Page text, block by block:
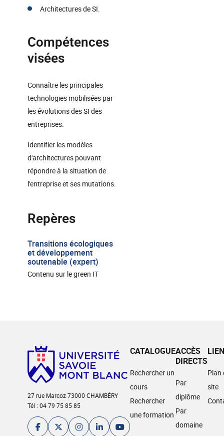
Architectures de SI.
Compétences
visées
Connaître les principales
technologies mobilisées par
les évolutions des SI des
entreprises.
Identifier les modèles
d'architectures pouvant
répondre à la situation de
l'entreprise et ses mutations.
Repères
Transitions écologiques
et développement
soutenable (expert)
Contenu sur le green IT
27 rue Marcoz 73000 CHAMBÉRY
Tél : 04 79 75 85 85
CATALOGUE
Rechercher un
cours
Rechercher
une formation
ACCÈS
DIRECTS
Par
diplôme
Par
domaine
Plan
site